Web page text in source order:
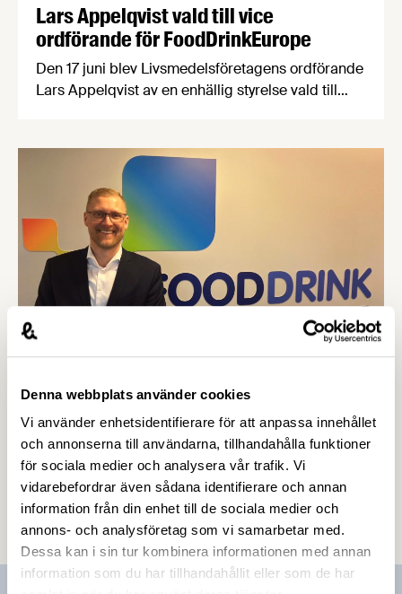
Denna webbplats använder cookies
Vi använder enhetsidentifierare för att anpassa innehållet
och annonserna till användarna, tillhandahålla funktioner
för sociala medier och analysera vår trafik. Vi
vidarebefordrar även sådana identifierare och annan
information från din enhet till de sociala medier och
annons- och analysföretag som vi samarbetar med.
Dessa kan i sin tur kombinera informationen med annan
information som du har tillhandahållit eller som de har
Lars Appelqvist vald till vice
ordförande för FoodDrinkEurope
Den 17 juni blev Livsmedelsföretagens ordförande
Lars Appelqvist av en enhällig styrelse vald till
Lars Appelqvist invald i styrelsen för
FoodDrinkEurope
26 FEBRUARI 2020
I tisdags blev Lars Appelqvist, vd för Löfbergs och
ordförande i Livsmedelsföretagen, invald i
styrelsen för den europeiska
branschorganisationen FoodDrinkEurope. Lars
var nominerad av de nationella